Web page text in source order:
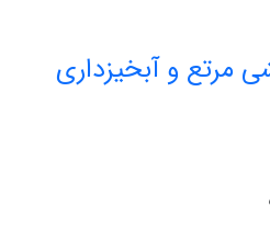
مرتع و آبخیزداری